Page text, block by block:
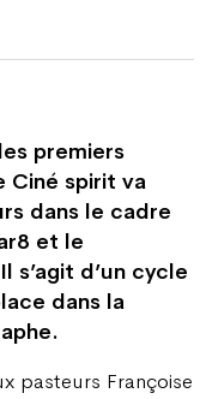
premiers
Ciné spirit va
dans le cadre
et le
s’agit d’un cycle
dans la
pasteurs Françoise